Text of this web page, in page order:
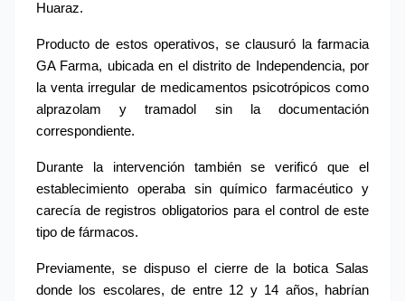
Huaraz.
Producto de estos operativos, se clausuró la farmacia
GA Farma, ubicada en el distrito de Independencia, por
la venta irregular de medicamentos psicotrópicos como
alprazolam y tramadol sin la documentación
correspondiente.
Durante la intervención también se verificó que el
establecimiento operaba sin químico farmacéutico y
carecía de registros obligatorios para el control de este
tipo de fármacos.
Previamente, se dispuso el cierre de la botica Salas
donde los escolares, de entre 12 y 14 años, habrían